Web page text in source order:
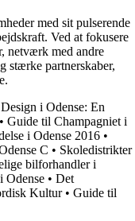
med sit pulserende
Ved at fokusere
netværk med andre
stærke partnerskaber,
i Odense: En
• Guide til Champagniet i
i Odense 2016 •
C • Skoledistrikter
bilforhandler i
Odense • Det
Kultur• Guide til